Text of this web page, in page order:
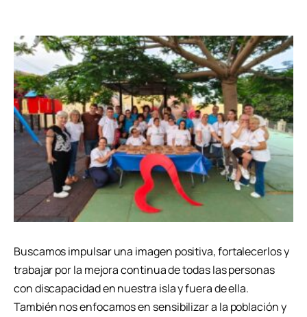
Buscamos impulsar una imagen positiva, fortalecerlos y
trabajar por la mejora continua de todas las personas
con discapacidad en nuestra isla y fuera de ella.
También nos enfocamos en sensibilizar a la población y